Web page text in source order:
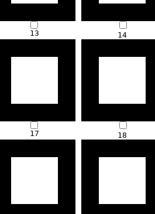
13 14
17 18